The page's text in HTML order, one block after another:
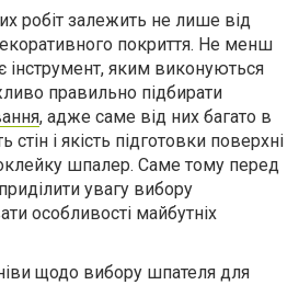
робіт залежить не лише від
покриття. Не менш
інструмент, яким виконуються
правильно підбирати
, адже саме від них багато в
стін і якість підготовки поверхні
шпалер. Саме тому перед
увагу вибору
особливості майбутніх
щодо вибору шпателя для